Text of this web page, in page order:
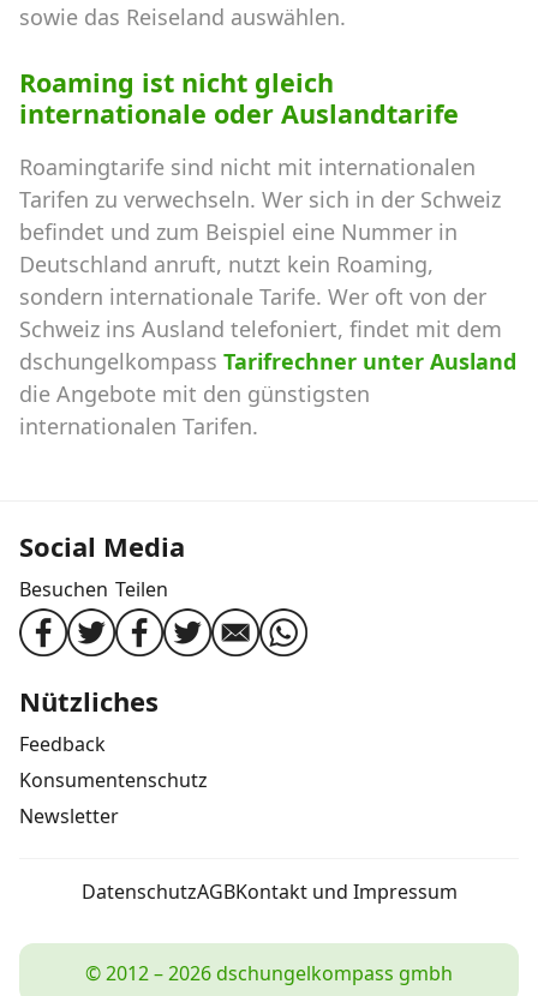
sowie das Reiseland auswählen.
Roaming ist nicht gleich
internationale oder Auslandtarife
Roamingtarife sind nicht mit internationalen
Tarifen zu verwechseln. Wer sich in der Schweiz
befindet und zum Beispiel eine Nummer in
Deutschland anruft, nutzt kein Roaming,
sondern internationale Tarife. Wer oft von der
Schweiz ins Ausland telefoniert, findet mit dem
dschungelkompass Tarifrechner unter Ausland
die Angebote mit den günstigsten
internationalen Tarifen.
Social Media
Besuchen Teilen
Nützliches
Feedback
Konsumentenschutz
Newsletter
DatenschutzAGBKontakt und Impressum
© 2012 – 2026 dschungelkompass gmbh